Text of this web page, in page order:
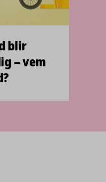
blir
– vem